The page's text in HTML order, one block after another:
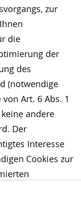
zur
die
der
des
(notwendige
Art. 6 Abs. 1
andere
Der
Interesse
Cookies zur
eine